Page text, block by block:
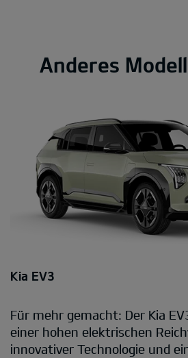
Anderes
Kia EV3
Für mehr gemacht: Der Kia
einer hohen elektrischen
innovativer Technologie und